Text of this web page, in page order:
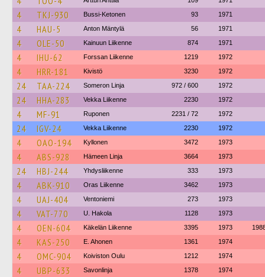
4 TKJ-930 Bussi-Ketonen 93 1971
4 HAU-5 Anton Mäntylä 56 1971
4 OLE-50 Kainuun Liikenne 874 1971
4 IHU-62 Forssan Liikenne 1219 1972
4 HRR-181 Kivistö 3230 1972
24 TAA-224 Someron Linja 972 / 600 1972
24 HHA-283 Vekka Liikenne 2230 1972
4 MF-91 Ruponen 2231 / 72 1972
24 IGV-24 Vekka Liikenne 2230 1972
4 OAO-194 Kyllonen 3472 1973
4 ABS-928 Hämeen Linja 3664 1973
24 HBJ-244 Yhdysliikenne 333 1973
4 ABK-910 Oras Liikenne 3462 1973
4 UAJ-404 Ventoniemi 273 1973
4 VAT-770 U. Hakola 1128 1973
4 OEN-604 Käkelän Liikenne 3395 1973
4 KAS-250 E. Ahonen 1361 1974
4 OMC-904 Koiviston Oulu 1212 1974
4 UBP-633 Savonlinja 1378 1974